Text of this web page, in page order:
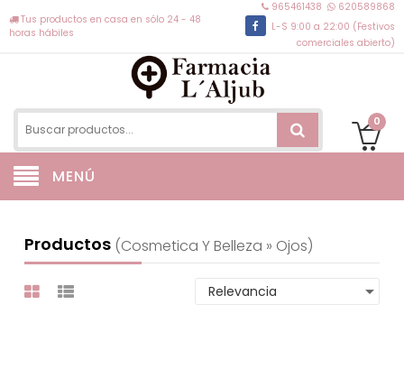
Tus productos en casa en sólo 24 - 48
horas hábiles
965461438
620589868
L-S 9:00 a 22:00 (Festivos
comerciales abierto)
0
MENÚ
Productos (cosmetica Y Belleza » Ojos)